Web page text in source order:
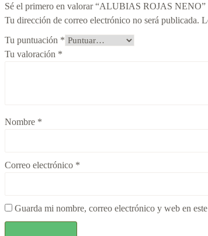
Sé el primero en valorar “ALUBIAS ROJAS NENO”
Tu dirección de correo electrónico no será publicada.
Tu puntuación *
Tu valoración *
Nombre *
Correo electrónico *
Guarda mi nombre, correo electrónico y web en